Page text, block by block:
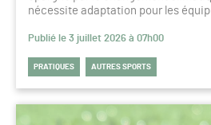
nécessite adaptation pour les
Publié le 3 juillet 2026 à 07h00
PRATIQUES AUTRES SPORTS